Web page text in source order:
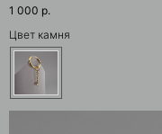
1 000 р.
Цвет камня